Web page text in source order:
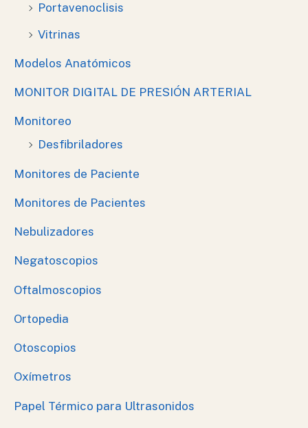
Portavenoclisis
Vitrinas
Modelos Anatómicos
MONITOR DIGITAL DE PRESIÓN ARTERIAL
Monitoreo
Desfibriladores
Monitores de Paciente
Monitores de Pacientes
Nebulizadores
Negatoscopios
Oftalmoscopios
Ortopedia
Otoscopios
Oxímetros
Papel Térmico para Ultrasonidos